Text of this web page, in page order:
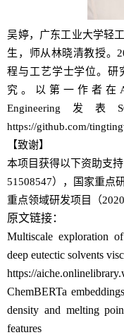
吴婷，广东工业大学轻
生，师从林晓清教授。
程与工艺学士学位。研
究。以第一作者在
Engineering 发表
https://github.com/
【致谢】
本项目获得以下资助支
51508547），国家重点
重点领域研发项目（
原文链接：
Multiscale exploration
deep eutectic solvents
https://
ChemBERTa
density and melting
features